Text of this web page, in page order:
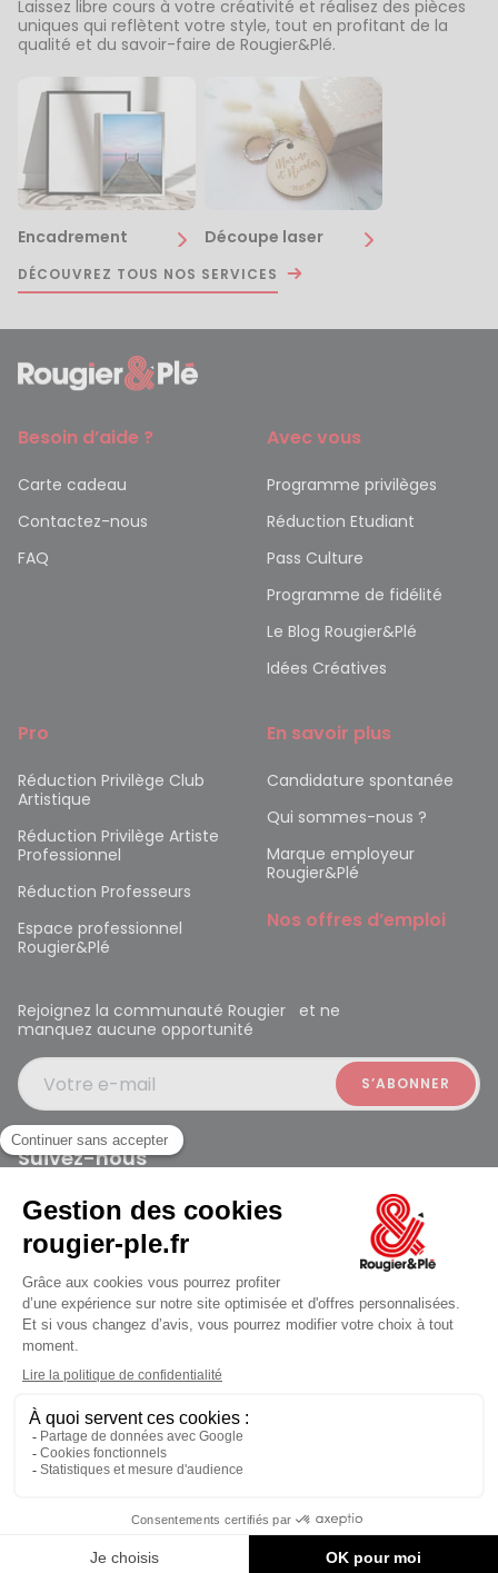
jusqu'au Vendredi à 09:30
Laissez libre cours à votre créativité et réalisez des pièces
uniques qui reflètent votre style, tout en profitant de la
qualité et du savoir-faire de Rougier&Plé.
Encadrement Découpe laser
DÉCOUVREZ TOUS NOS SERVICES
Besoin d’aide ?
Carte cadeau
Contactez-nous
FAQ
Avec vous
Programme privilèges
Réduction Etudiant
Pass Culture
Programme de fidélité
Le Blog Rougier&Plé
Idées Créatives
Pro
Réduction Privilège Club
Artistique
Réduction Privilège Artiste
Professionnel
Réduction Professeurs
Espace professionnel
Rougier&Plé
En savoir plus
Candidature spontanée
Qui sommes-nous ?
Marque employeur
Rougier&Plé
Nos offres d’emploi
Rejoignez la communauté Rougier et ne
manquez aucune opportunité
Votre e-mail
Suivez-nous
Rougier et Plé 2024 Copyright
Mentions légales
Conditions générales des ventes
Données personnelles
Paiement sécurisé